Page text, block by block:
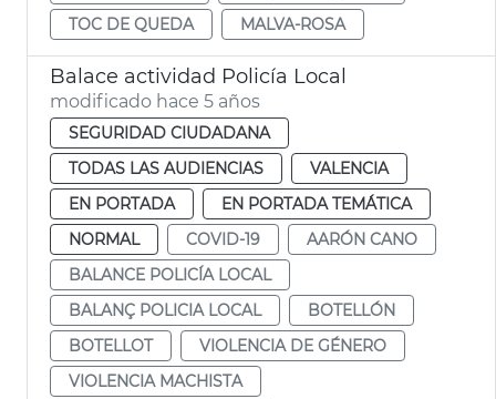
TOC DE QUEDA
MALVA-ROSA
Balace actividad Policía Local
modificado hace 5 años
SEGURIDAD CIUDADANA
TODAS LAS AUDIENCIAS
VALENCIA
EN PORTADA
EN PORTADA TEMÁTICA
NORMAL
COVID-19
AARÓN CANO
BALANCE POLICÍA LOCAL
BALANÇ POLICIA LOCAL
BOTELLÓN
BOTELLOT
VIOLENCIA DE GÉNERO
VIOLENCIA MACHISTA